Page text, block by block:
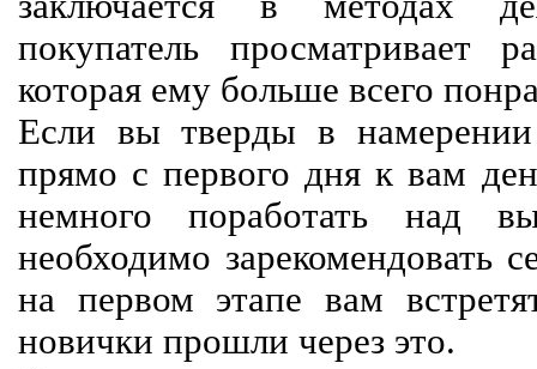
покупатель просматривает
которая ему больше всего
Если вы тверды в
прямо с первого дня к вам
немного поработать над
необходимо зарекомендовать
на первом этапе вам
новички прошли через это.